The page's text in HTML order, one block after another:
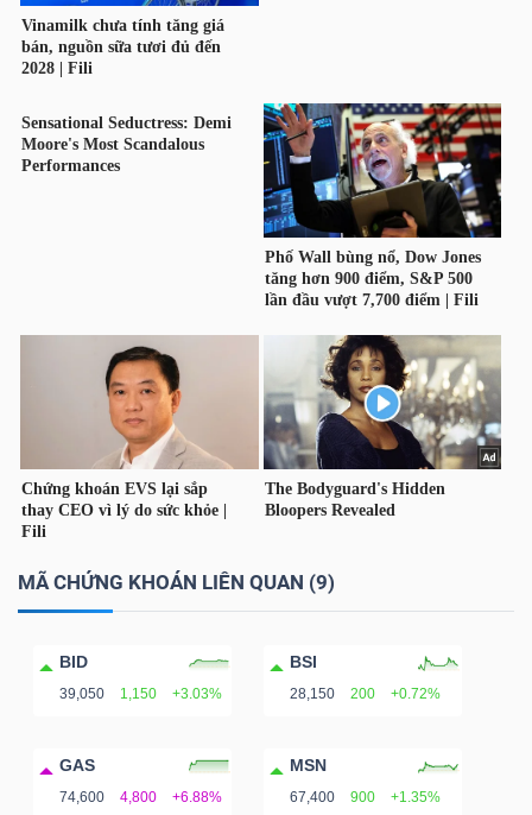
MÃ CHỨNG KHOÁN LIÊN QUAN (9)
BID
39,050 1,150 +3.03%
BSI
28,150 200 +0.72%
GAS
74,600 4,800 +6.88%
MSN
67,400 900 +1.35%
YẾU
TIÊU
SỨC
KHỎE